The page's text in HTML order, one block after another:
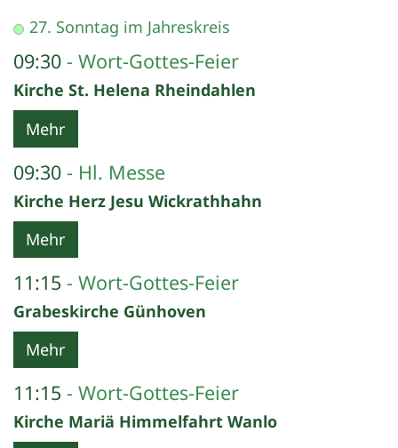
Datum: 4. Oktober 2026
27. Sonntag im Jahreskreis
09:30 Wort-Gottes-Feier
Kirche St. Helena Rheindahlen
Mehr
09:30 Hl. Messe
Kirche Herz Jesu Wickrathhahn
Mehr
11:15 Wort-Gottes-Feier
Grabeskirche Günhoven
Mehr
11:15 Wort-Gottes-Feier
Kirche Mariä Himmelfahrt Wanlo